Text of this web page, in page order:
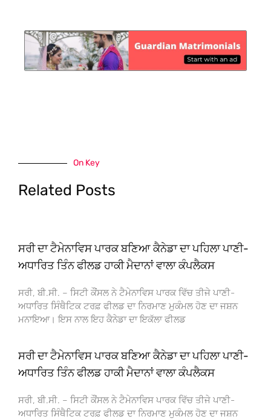
On Key
Related Posts
ਸਰੀ ਦਾ ਟੈਮੇਨਾਵਿਸ ਪਾਰਕ ਬਣਿਆ ਕੈਨੇਡਾ ਦਾ ਪਹਿਲਾ ਪਾਣੀ-
ਅਧਾਰਿਤ ਤਿੰਨ ਫੀਲਡ ਹਾਕੀ ਮੈਦਾਨਾਂ ਵਾਲਾ ਕੰਪਲੈਕਸ
ਸਰੀ, ਬੀ.ਸੀ. – ਸਿਟੀ ਕੌਂਸਲ ਨੇ ਟੈਮੇਨਾਵਿਸ ਪਾਰਕ ਵਿੱਚ ਤੀਜੇ ਪਾਣੀ-
ਅਧਾਰਿਤ ਸਿੰਥੈਟਿਕ ਟਰਫ਼ ਫੀਲਡ ਦਾ ਨਿਰਮਾਣ ਮੁਕੰਮਲ ਹੋਣ ਦਾ ਜਸ਼ਨ
ਮਨਾਇਆ। ਇਸ ਨਾਲ ਇਹ ਕੈਨੇਡਾ ਦਾ ਇਕੱਲਾ ਫੀਲਡ
ਸਰੀ ਦਾ ਟੈਮੇਨਾਵਿਸ ਪਾਰਕ ਬਣਿਆ ਕੈਨੇਡਾ ਦਾ ਪਹਿਲਾ ਪਾਣੀ-
ਅਧਾਰਿਤ ਤਿੰਨ ਫੀਲਡ ਹਾਕੀ ਮੈਦਾਨਾਂ ਵਾਲਾ ਕੰਪਲੈਕਸ
ਸਰੀ, ਬੀ.ਸੀ. – ਸਿਟੀ ਕੌਂਸਲ ਨੇ ਟੈਮੇਨਾਵਿਸ ਪਾਰਕ ਵਿੱਚ ਤੀਜੇ ਪਾਣੀ-
ਅਧਾਰਿਤ ਸਿੰਥੈਟਿਕ ਟਰਫ਼ ਫੀਲਡ ਦਾ ਨਿਰਮਾਣ ਮੁਕੰਮਲ ਹੋਣ ਦਾ ਜਸ਼ਨ